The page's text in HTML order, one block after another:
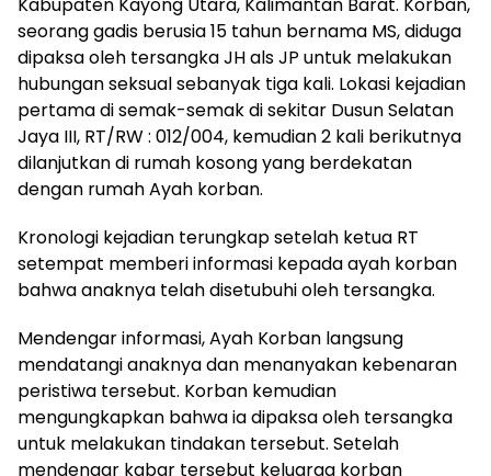
Kabupaten Kayong Utara, Kalimantan Barat. Korban,
seorang gadis berusia 15 tahun bernama MS, diduga
dipaksa oleh tersangka JH als JP untuk melakukan
hubungan seksual sebanyak tiga kali. Lokasi kejadian
pertama di semak-semak di sekitar Dusun Selatan
Jaya III, RT/RW : 012/004, kemudian 2 kali berikutnya
dilanjutkan di rumah kosong yang berdekatan
dengan rumah Ayah korban.
Kronologi kejadian terungkap setelah ketua RT
setempat memberi informasi kepada ayah korban
bahwa anaknya telah disetubuhi oleh tersangka.
Mendengar informasi, Ayah Korban langsung
mendatangi anaknya dan menanyakan kebenaran
peristiwa tersebut. Korban kemudian
mengungkapkan bahwa ia dipaksa oleh tersangka
untuk melakukan tindakan tersebut. Setelah
mendengar kabar tersebut keluarga korban